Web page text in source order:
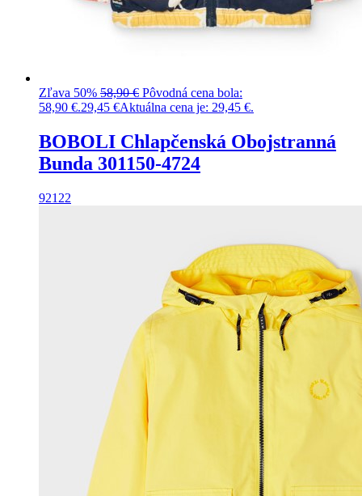
Zľava 50% 58,90€ Pôvodná cena bola:
58,90 €.29,45 €Aktuálna cena je: 29,45 €.
BOBOLI Chlapčenská Obojstranná
Bunda 301150-4724
92122